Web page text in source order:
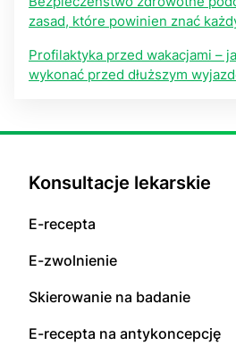
zasad, które powinien znać
Profilaktyka przed wakacjami –
wykonać przed dłuższym
Konsultacje lekarskie
E-recepta
E-zwolnienie
Skierowanie na badanie
E-recepta na antykoncepcję